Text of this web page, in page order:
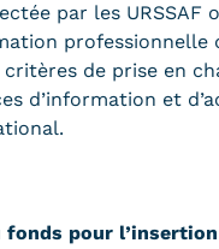
par les URSSAF
professionnelle
de prise en
d’information et
pour